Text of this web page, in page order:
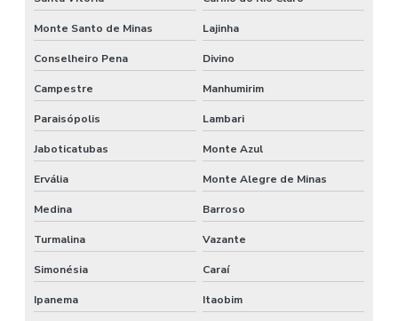
Monte Santo de Minas Lajinha
Conselheiro Pena Divino
Campestre Manhumirim
Paraisópolis Lambari
Jaboticatubas Monte Azul
Ervália Monte Alegre de Minas
Medina Barroso
Turmalina Vazante
Simonésia Caraí
Ipanema Itaobim